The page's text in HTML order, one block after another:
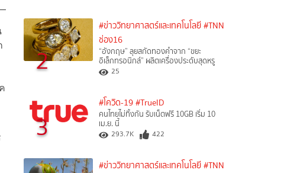
2
#ข่าววิทยาศาสตร์และเทคโนโลยี #TNN
ช่อง16
“อังกฤษ” ลุยสกัดทองคำจาก “ขยะ
อิเล็กทรอนิกส์” ผลิตเครื่องประดับสุดหรู
25
3
#โควิด-19 #TrueID
คนไทยไม่ทิ้งกัน รับเน็ตฟรี 10GB เริ่ม 10
เม.ย. นี้
293.7K 422
#ข่าววิทยาศาสตร์และเทคโนโลยี #TNN